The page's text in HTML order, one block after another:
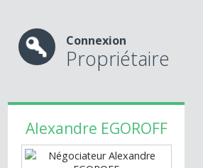
Alerte mail
Propriétaire